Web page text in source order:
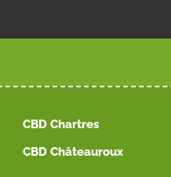
CBD Chartres
CBD Châteauroux